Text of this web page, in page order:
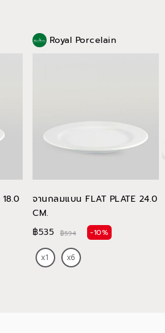
Royal Porcelain
จานกลมแบน FLAT PLATE 24.0
CM.
฿535
฿594 -10%